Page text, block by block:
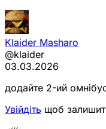
Klaider Masharo
@klaider
03.03.2026
додайте 2-ий
Увійдіть щоб